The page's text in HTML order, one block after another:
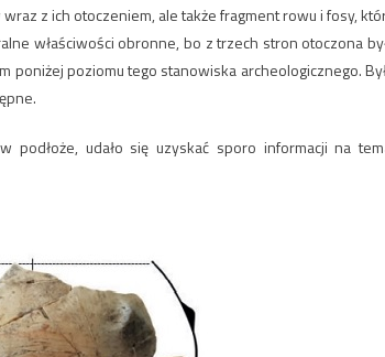
z ich otoczeniem, ale także fragment rowu i fosy,
właściwości obronne, bo z trzech stron otoczona
poniżej poziomu tego stanowiska archeologicznego.
podłoże, udało się uzyskać sporo informacji na